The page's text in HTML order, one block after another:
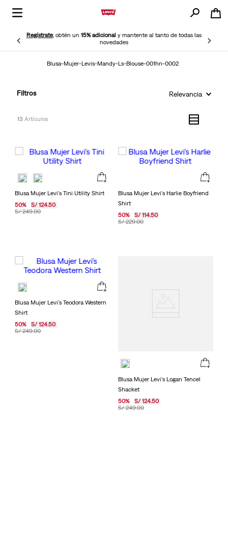
Regístrate, obtén un15% adicionaly mantente al tanto de todas las
novedades
Blusa-Mujer-Levis-Mandy-Ls-Blouse-001hn-0002
Filtros Relevancia
13
Blusa Mujer Levi's Tini Utility Shirt
S/ 249.00
50% S/ 124.50
Blusa Mujer Levi's Harlie Boyfriend
Shirt
S/ 229.00
50% S/ 114.50
Blusa Mujer Levi's Teodora Western
Shirt
S/ 249.00
50% S/ 124.50
Blusa Mujer Levi's Logan Tencel
Shacket
S/ 249.00
50% S/ 124.50